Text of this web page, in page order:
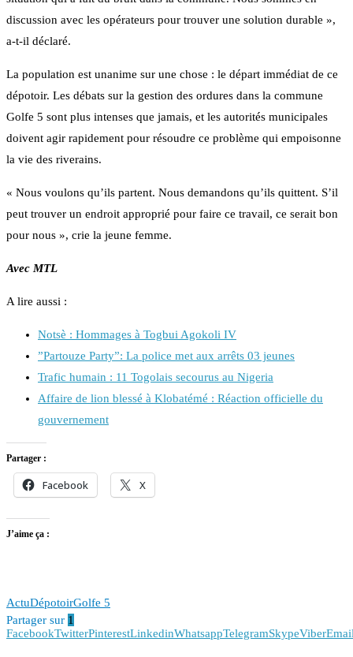
discussion avec les opérateurs pour trouver une solution durable »,
a-t-il déclaré.
La population est unanime sur une chose : le départ immédiat de ce
dépotoir. Les débats sur la gestion des ordures dans la commune
Golfe 5 sont plus intenses que jamais, et les autorités municipales
doivent agir rapidement pour résoudre ce problème qui empoisonne
la vie des riverains.
« Nous voulons qu’ils partent. Nous demandons qu’ils quittent. S’il
peut trouver un endroit approprié pour faire ce travail, ce serait bon
pour nous », crie la jeune femme.
Avec MTL
A lire aussi :
Notsè : Hommages à Togbui Agokoli IV
”Partouze Party”: La police met aux arrêts 03 jeunes
Trafic humain : 11 Togolais secourus au Nigeria
Affaire de lion blessé à Klobatémé : Réaction officielle du
gouvernement
Partager :
Facebook X
J’aime ça :
ActuDépotoirGolfe 5
Partager sur 1
FacebookTwitterPinterestLinkedinWhatsappTelegramSkypeViber